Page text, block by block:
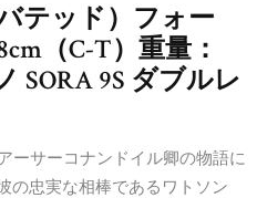
テッド）フォー
（C-T）重量：
SORA 9S ダブルレ
ーサーコナンドイル卿の物語に
の忠実な相棒であるワトソン